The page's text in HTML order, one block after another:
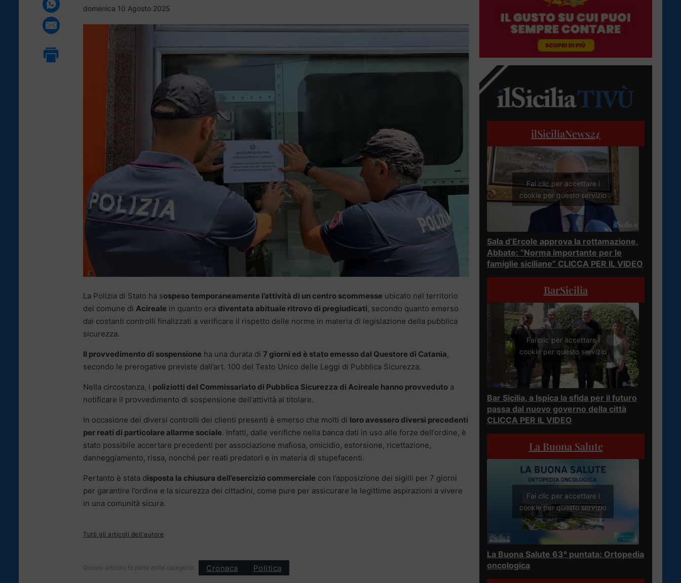
domenica 10 Agosto 2025
La Polizia di Stato ha sospeso temporaneamente l’attività di un centro scommesse ubicato nel territorio
del comune di Acireale in quanto era diventata abituale ritrovo di pregiudicati, secondo quanto emerso
dai costanti controlli finalizzati a verificare il rispetto delle norme in materia di legislazione della pubblica
sicurezza.
Il provvedimento di sospensione ha una durata di 7 giorni ed è stato emesso dal Questore di Catania,
secondo le prerogative previste dall’art. 100 del Testo Unico delle Leggi di Pubblica Sicurezza.
Nella circostanza, i poliziotti del Commissariato di Pubblica Sicurezza di Acireale hanno provveduto a
notificare il provvedimento di sospensione dell’attività al titolare.
In occasione dei diversi controlli dei clienti presenti è emerso che molti di loro avessero diversi precedenti
per reati di particolare allarme sociale. Infatti, dalle verifiche nella banca dati in uso alle forze dell’ordine, è
stato possibile accertare precedenti per associazione mafiosa, omicidio, estorsione, ricettazione,
danneggiamento, rissa, nonché per reati predatori e in materia di stupefacenti.
Pertanto è stata disposta la chiusura dell’esercizio commerciale con l’apposizione dei sigilli per 7 giorni
per garantire l’ordine e la sicurezza dei cittadini, come pure per assicurare le legittime aspirazioni a vivere
in una comunità sicura.
Tutti gli articoli dell'autore
Questo articolo fa parte delle categorie: Cronaca Politica
ilSiciliaNews24
Fai clic per accettare i
cookie per questo servizio
Sala d’Ercole approva la rottamazione,
Abbate: “Norma importante per le
famiglie siciliane” CLICCA PER IL VIDEO
BarSicilia
Fai clic per accettare i
cookie per questo servizio
Bar Sicilia, a Ispica la sfida per il futuro
passa dal nuovo governo della città
CLICCA PER IL VIDEO
La Buona Salute
Fai clic per accettare i
cookie per questo servizio
La Buona Salute 63° puntata: Ortopedia
oncologica